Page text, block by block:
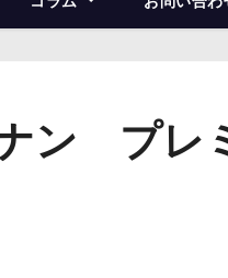
ン プレ